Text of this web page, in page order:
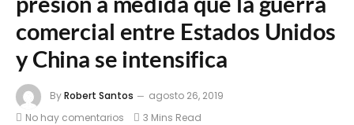
comercial entre Estados Unidos
y China se intensifica
ByRobert Santos
agosto 26, 2019
No hay comentarios
3 Mins Read